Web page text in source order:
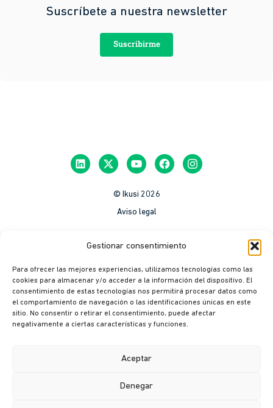
Gestionar consentimiento
Para ofrecer las mejores experiencias, utilizamos tecnologías como las
cookies para almacenar y/o acceder a la información del dispositivo. El
consentimiento de estas tecnologías nos permitirá procesar datos como
el comportamiento de navegación o las identificaciones únicas en este
sitio. No consentir o retirar el consentimiento, puede afectar
negativamente a ciertas características y funciones.
Aceptar
Denegar
Suscríbete a nuestra newsletter
Suscribirme
© Ikusi 2026
Aviso legal
Política de Privacidad
México
Colombia
México
Canal ético